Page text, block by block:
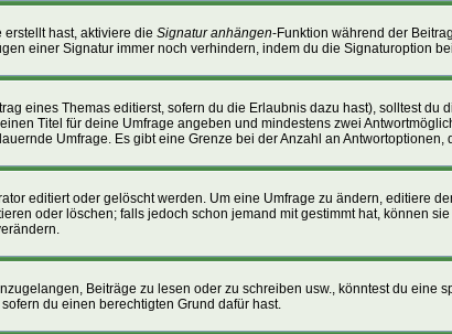
hast, aktiviere die Signatur anhängen-Funktion während der
einer Signatur immer noch verhindern, indem du die Signaturoption
eines Themas editierst, sofern du die Erlaubnis dazu hast), solltest du
Titel für deine Umfrage angeben und mindestens zwei
Umfrage. Es gibt eine Grenze bei der Anzahl an Antwortoptionen,
editiert oder gelöscht werden. Um eine Umfrage zu ändern, editiere
oder löschen; falls jedoch schon jemand mit gestimmt hat, können
Beiträge zu lesen oder zu schreiben usw., könntest du eine
du einen berechtigten Grund dafür hast.